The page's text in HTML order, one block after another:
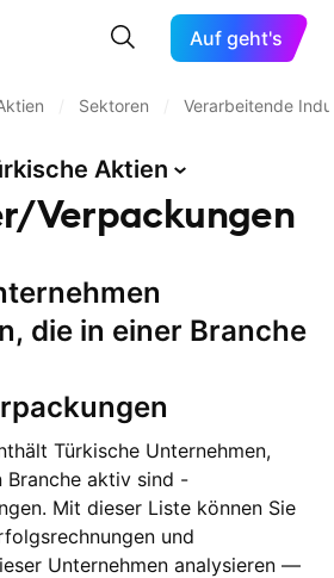
Auf geht's
Sektoren Verarbeitende
Aktien
Verpackungen
die in einer Branche
Türkische Unternehmen,
Branche aktiv sind -
Mit dieser Liste können Sie
und
Unternehmen analysieren —